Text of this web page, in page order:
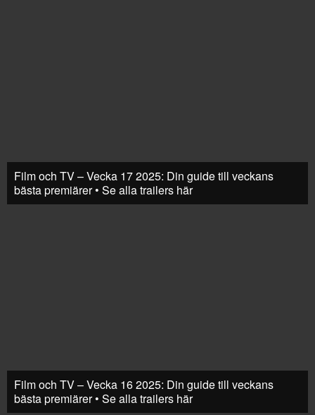
Film och TV – Vecka 17 2025: Din guide till veckans
bästa premiärer • Se alla trailers här
Film och TV – Vecka 16 2025: Din guide till veckans
bästa premiärer • Se alla trailers här